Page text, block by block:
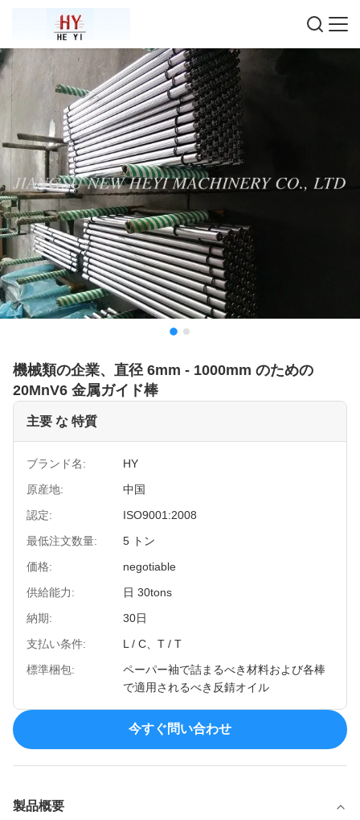
機械類の企業、直径 6mm - 1000mm のための
20MnV6 金属ガイド棒
主要 な 特質
ブランド名:
HY
原産地:
中国
認定:
ISO9001:2008
最低注文数量:
5 トン
価格:
negotiable
供給能力:
日 30tons
納期:
30日
支払い条件:
L / C、T / T
標準梱包:
ペーパー袖で詰まるべき材料および各棒
で適用されるべき反錆オイル
今すぐ問い合わせ
製品概要